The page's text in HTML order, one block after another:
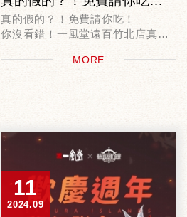
真的假的？！免費請你吃！
你沒看錯！一風堂遠百竹北店真的
3/31-4/4，出示畫面就送一風堂自
MORE
11
2024.09